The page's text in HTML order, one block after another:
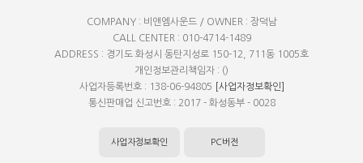
COMPANY : 비앤엠사운드 / OWNER : 장덕남
CALL CENTER : 010-4714-1489
ADDRESS : 경기도 화성시 동탄지성로 150-12, 711동 1005호
개인정보관리책임자 : ()
사업자등록번호 : 138-06-94805
[사업자정보확인]
통신판매업 신고번호 : 2017 - 화성동부 - 0028
사업자정보확인 PC버전